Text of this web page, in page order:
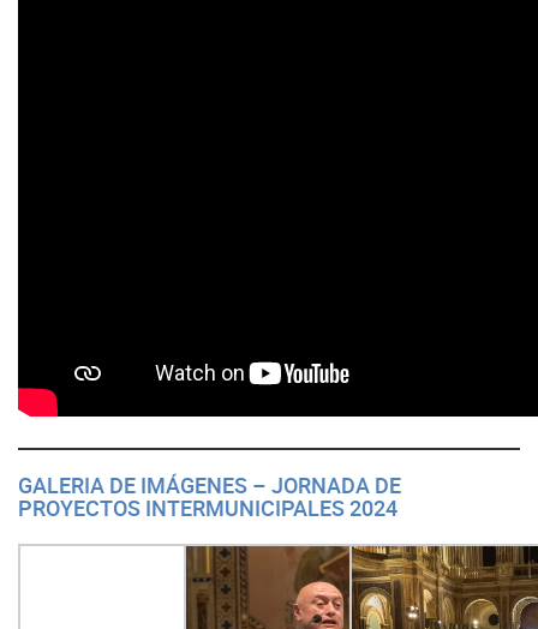
GALERIA DE IMÁGENES – JORNADA DE
PROYECTOS INTERMUNICIPALES 2024